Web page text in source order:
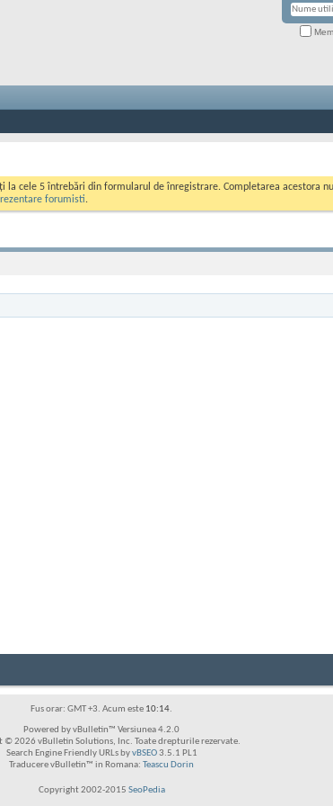
la cele 5 întrebări din formularul de înregistrare. Completarea acestora
forumisti.
Fus orar: GMT +3. Acum este 10:14.
Powered by vBulletin™ Versiunea 4.2.0
© 2026 vBulletin Solutions, Inc. Toate drepturile rezervate.
Search Engine Friendly URLs byvBSEO3.5.1 PL1
Traducere vBulletin™ in Romana: Teascu Dorin
Copyright 2002-2015 SeoPedia